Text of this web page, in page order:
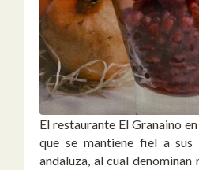
El restaurante El Granaino
que se mantiene fiel a sus
andaluza, al cual denominan